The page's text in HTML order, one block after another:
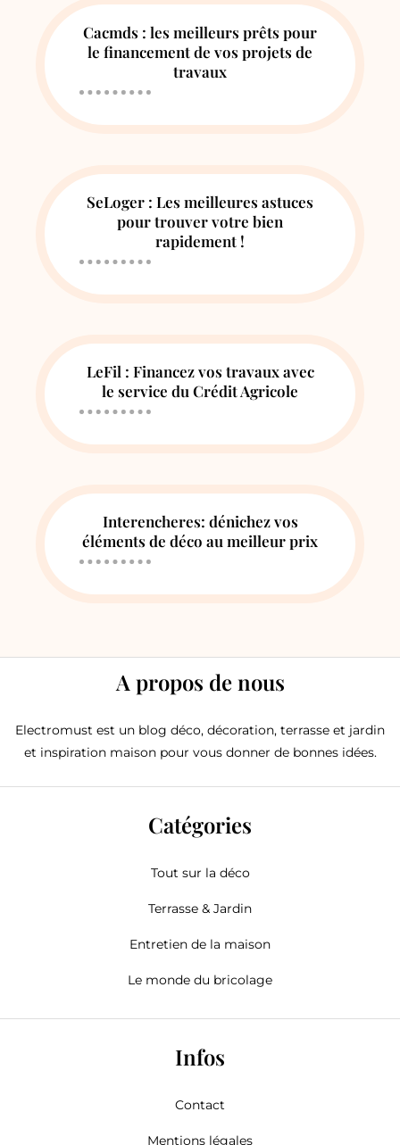
Cacmds : les meilleurs prêts pour
le financement de vos projets de
travaux
SeLoger : Les meilleures astuces
pour trouver votre bien
rapidement !
LeFil : Financez vos travaux avec
le service du Crédit Agricole
Interencheres: dénichez vos
éléments de déco au meilleur prix
A propos de nous
Electromust est un blog déco, décoration, terrasse et jardin
et inspiration maison pour vous donner de bonnes idées.
Catégories
Tout sur la déco
Terrasse & Jardin
Entretien de la maison
Le monde du bricolage
Infos
Contact
Mentions légales